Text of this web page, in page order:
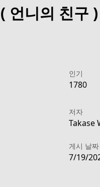
( 언니의 친구 )
인기
1780
저자
Takase
게시 날짜
7/19/